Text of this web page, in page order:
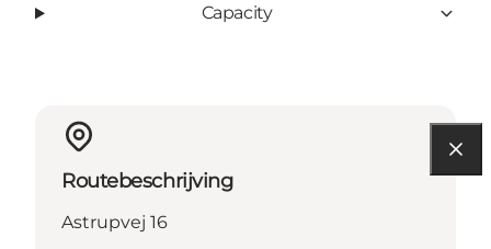
Capacity
Routebeschrijving
Astrupvej 16